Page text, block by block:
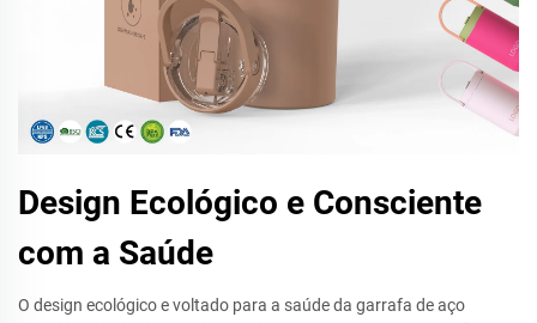
Design Ecológico e Consciente
com a Saúde
O design ecológico e voltado para a saúde da garrafa de aço